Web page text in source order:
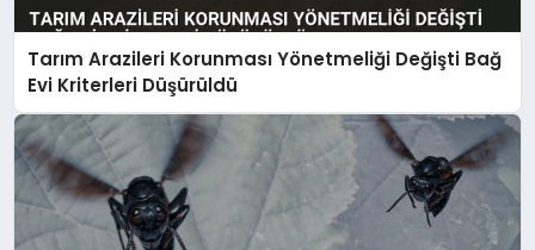
Tarım Arazileri Korunması Yönetmeliği Değişti Bağ
Evi Kriterleri Düşürüldü